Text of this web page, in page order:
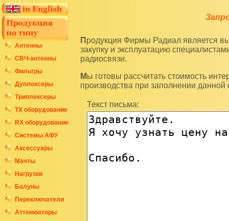
Антенны
СВЧ-антенны
Фильтры
Дуплексеры
Триплексеры
ТХ оборудование
RX оборудование
Системы АФУ
Аксессуары
Мачты
Нагрузки
Балуны
Переключатели
Аттенюаторы
Продукция Фирмы Радиал является высокотехнологичным оборудованием и подразумевает
закупку и эксплуатацию
радиосвязи.
Мы готовы рассчитать стоимость интересующих вас изделий по последним ценам нашего
производства при заполнении
Текст письма: